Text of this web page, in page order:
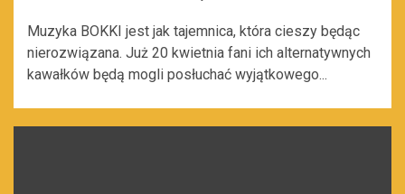
Muzyka BOKKI jest jak tajemnica, która cieszy będąc
nierozwiązana. Już 20 kwietnia fani ich alternatywnych
kawałków będą mogli posłuchać wyjątkowego...